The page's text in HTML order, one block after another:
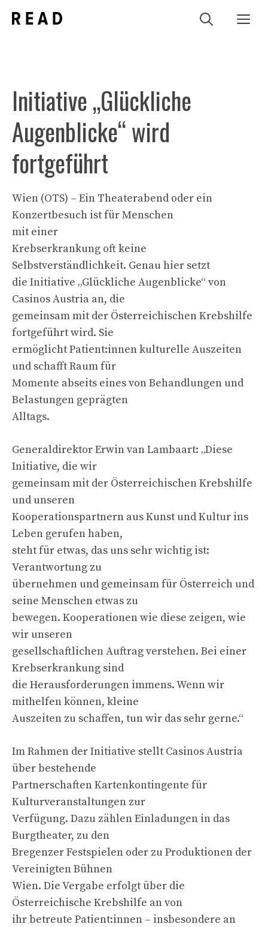
Inhalt
Initiative „Glückliche
Augenblicke“ wird
fortgeführt
Wien (OTS) – Ein Theaterabend oder ein
Konzertbesuch ist für Menschen
mit einer
Krebserkrankung oft keine
Selbstverständlichkeit. Genau hier setzt
die Initiative „Glückliche Augenblicke“ von
Casinos Austria an, die
gemeinsam mit der Österreichischen Krebshilfe
fortgeführt wird. Sie
ermöglicht Patient:innen kulturelle Auszeiten
und schafft Raum für
Momente abseits eines von Behandlungen und
Belastungen geprägten
Alltags.
Generaldirektor Erwin van Lambaart: „Diese
Initiative, die wir
gemeinsam mit der Österreichischen Krebshilfe
und unseren
Kooperationspartnern aus Kunst und Kultur ins
Leben gerufen haben,
steht für etwas, das uns sehr wichtig ist:
Verantwortung zu
übernehmen und gemeinsam für Österreich und
seine Menschen etwas zu
bewegen. Kooperationen wie diese zeigen, wie
wir unseren
gesellschaftlichen Auftrag verstehen. Bei einer
Krebserkrankung sind
die Herausforderungen immens. Wenn wir
mithelfen können, kleine
Auszeiten zu schaffen, tun wir das sehr gerne.“
Im Rahmen der Initiative stellt Casinos Austria
über bestehende
Partnerschaften Kartenkontingente für
Kulturveranstaltungen zur
Verfügung. Dazu zählen Einladungen in das
Burgtheater, zu den
Bregenzer Festspielen oder zu Produktionen der
Vereinigten Bühnen
Wien. Die Vergabe erfolgt über die
Österreichische Krebshilfe an von
ihr betreute Patient:innen – insbesondere an